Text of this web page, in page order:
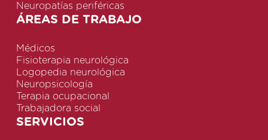
Neuropatías periféricas
ÁREAS DE TRABAJO
Médicos
Fisioterapia neurológica
Logopedia neurológica
Neuropsicología
Terapia ocupacional
Trabajadora social
SERVICIOS